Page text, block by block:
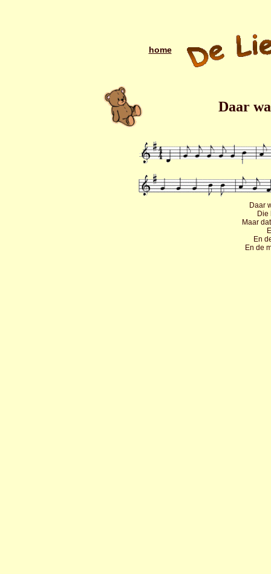
home
Daar
Daar
Die
Maar
En
En de